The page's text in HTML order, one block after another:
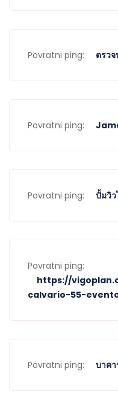
Povratni ping: ตรว
Povratni ping:
Povratni ping: ปั้มวิ
Povratni ping:
https://
calvario-55-
Povratni ping: บาคา